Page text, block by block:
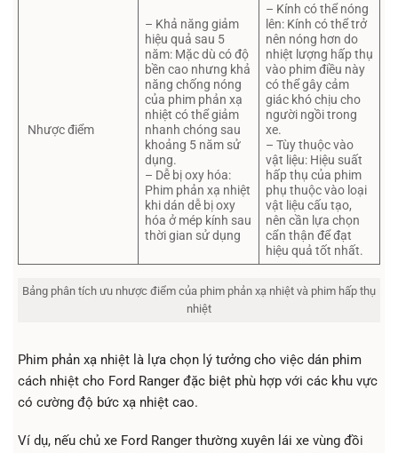
Nhược điểm
– Khả năng giảm
hiệu quả sau 5
năm: Mặc dù có độ
bền cao nhưng khả
năng chống nóng
của phim phản xạ
nhiệt có thể giảm
nhanh chóng sau
khoảng 5 năm sử
dụng.
– Dễ bị oxy hóa:
Phim phản xạ nhiệt
khi dán dễ bị oxy
hóa ở mép kính sau
thời gian sử dụng
– Kính có thể nóng
lên: Kính có thể trở
nên nóng hơn do
nhiệt lượng hấp thụ
vào phim điều này
có thể gây cảm
giác khó chịu cho
người ngồi trong
xe.
– Tùy thuộc vào
vật liệu: Hiệu suất
hấp thụ của phim
phụ thuộc vào loại
vật liệu cấu tạo,
nên cần lựa chọn
cẩn thận để đạt
hiệu quả tốt nhất.
Bảng phân tích ưu nhược điểm của phim phản xạ nhiệt và phim hấp thụ
nhiệt
Phim phản xạ nhiệt là lựa chọn lý tưởng cho việc dán phim
cách nhiệt cho Ford Ranger đặc biệt phù hợp với các khu vực
có cường độ bức xạ nhiệt cao.
Ví dụ, nếu chủ xe Ford Ranger thường xuyên lái xe vùng đồi